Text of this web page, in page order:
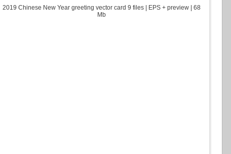
2019 Chinese New Year greeting vector card 9 files | EPS + preview | 68
Mb